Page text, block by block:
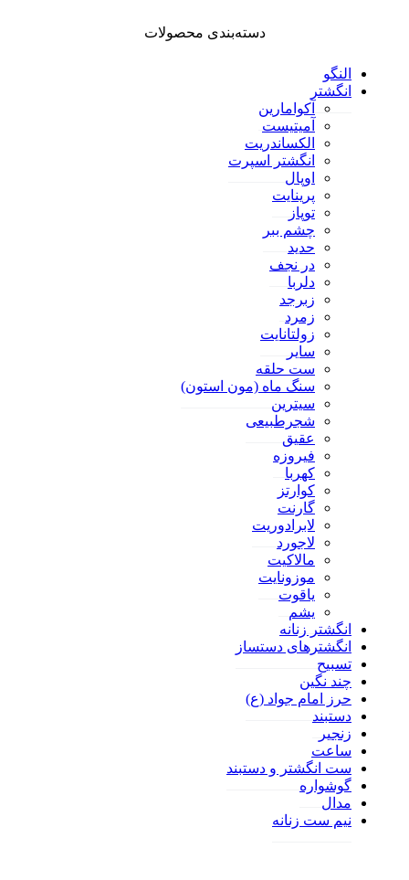
دسته‌بندی محصولات
النگو
انگشتر
آکوامارین
آمیتیست
الکساندریت
انگشتر اسپرت
اوپال
پرینایت
توپاز
چشم ببر
حدید
در نجف
دلربا
زبرجد
زمرد
زولتانایت
سایر
ست حلقه
سنگ ماه (مون استون)
سیترین
شجرطبیعی
عقیق
فیروزه
کهربا
کوارتز
گارنت
لابرادوریت
لاجورد
مالاکیت
موزونایت
یاقوت
یشم
انگشتر زنانه
انگشترهای دستساز
تسبیح
چند نگین
حرز امام جواد (ع)
دستبند
زنجیر
ساعت
ست انگشتر و دستبند
گوشواره
مدال
نیم ست زنانه